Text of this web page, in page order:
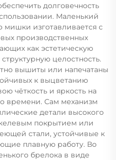
долговечность
Маленький
изготавливается с
производственных
как эстетическую
целостность.
вышиты или напечатаны
к выцветанию
чёткость и яркость на
времени. Сам механизм
детали высокого
покрытием или
стали, устойчивые к
плавную работу. Во
брелока в виде